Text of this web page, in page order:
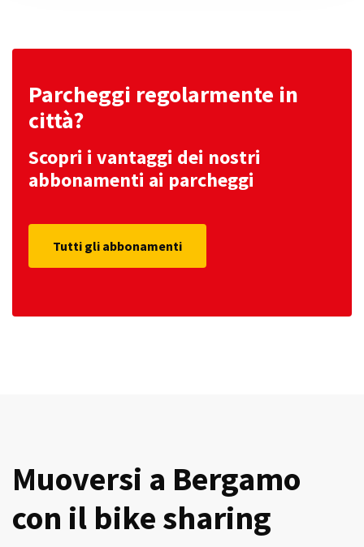
Parcheggi regolarmente in
città?
Scopri i vantaggi dei nostri
abbonamenti ai parcheggi
Tutti gli abbonamenti
Muoversi a Bergamo
con il bike sharing